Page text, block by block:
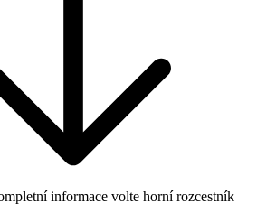
informace volte horní rozcestník